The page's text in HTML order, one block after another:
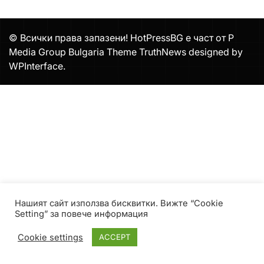
© Всички права запазени! HotPressBG е част от P
Media Group Bulgaria Theme TruthNews designed by
WPInterface.
Нашият сайт използва бисквитки. Вижте “Cookie
Setting” за повече информация
Cookie settings ACCEPT